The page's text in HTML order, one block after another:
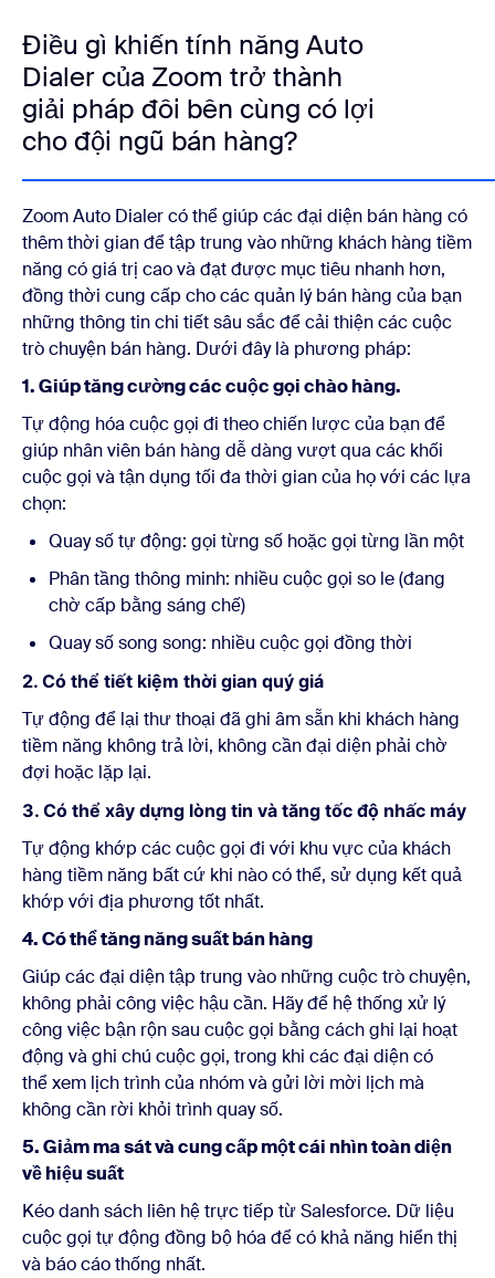
Điều gì khiến tính năng Auto
Dialer của Zoom trở thành
giải pháp đôi bên cùng có lợi
cho đội ngũ bán hàng?
Zoom Auto Dialer có thể giúp các đại diện bán hàng có
thêm thời gian để tập trung vào những khách hàng tiềm
năng có giá trị cao và đạt được mục tiêu nhanh hơn,
đồng thời cung cấp cho các quản lý bán hàng của bạn
những thông tin chi tiết sâu sắc để cải thiện các cuộc
trò chuyện bán hàng. Dưới đây là phương pháp:
1. Giúp tăng cường các cuộc gọi chào hàng.
Tự động hóa cuộc gọi đi theo chiến lược của bạn để
giúp nhân viên bán hàng dễ dàng vượt qua các khối
cuộc gọi và tận dụng tối đa thời gian của họ với các lựa
chọn:
Quay số tự động: gọi từng số hoặc gọi từng lần một
Phân tầng thông minh: nhiều cuộc gọi so le (đang
chờ cấp bằng sáng chế)
Quay số song song: nhiều cuộc gọi đồng thời
2. Có thể tiết kiệm thời gian quý giá
Tự động để lại thư thoại đã ghi âm sẵn khi khách hàng
tiềm năng không trả lời, không cần đại diện phải chờ
đợi hoặc lặp lại.
3. Có thể xây dựng lòng tin và tăng tốc độ nhấc máy
Tự động khớp các cuộc gọi đi với khu vực của khách
hàng tiềm năng bất cứ khi nào có thể, sử dụng kết quả
khớp với địa phương tốt nhất.
4. Có thể tăng năng suất bán hàng
Giúp các đại diện tập trung vào những cuộc trò chuyện,
không phải công việc hậu cần. Hãy để hệ thống xử lý
công việc bận rộn sau cuộc gọi bằng cách ghi lại hoạt
động và ghi chú cuộc gọi, trong khi các đại diện có
thểxem lịch trình của nhóm và gửi lời mời lịch mà
không cần rời khỏi trình quay số.
5. Giảm ma sát và cung cấp một cái nhìn toàn diện
về hiệu suất
Kéo danh sách liên hệ trực tiếp từ Salesforce. Dữ liệu
cuộc gọi tự động đồng bộ hóa để có khả năng hiển thị
và báo cáo thống nhất.